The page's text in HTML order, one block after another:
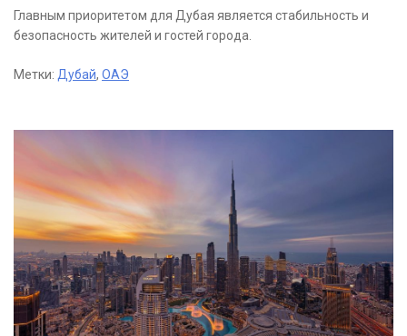
Главным приоритетом для Дубая является стабильность и
безопасность жителей и гостей города.
Метки: Дубай, ОАЭ